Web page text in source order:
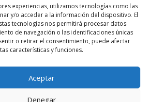
experiencias, utilizamos tecnologías como las
y/o acceder a la información del dispositivo. El
tecnologías nos permitirá procesar datos
de navegación o las identificaciones únicas
o retirar el consentimiento, puede afectar
características y funciones.
Aceptar
Denegar
Más Informacion